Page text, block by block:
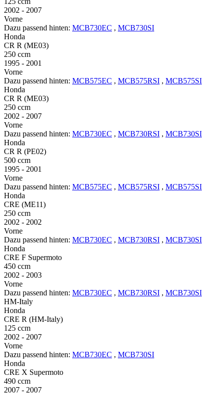
2002 - 2007
Vorne
Dazu passend hinten: MCB730EC , MCB730SI
Honda
CR R (ME03)
250 ccm
1995 - 2001
Vorne
Dazu passend hinten: MCB575EC , MCB575RSI , MCB575SI
Honda
CR R (ME03)
250 ccm
2002 - 2007
Vorne
Dazu passend hinten: MCB730EC , MCB730RSI , MCB730SI
Honda
CR R (PE02)
500 ccm
1995 - 2001
Vorne
Dazu passend hinten: MCB575EC , MCB575RSI , MCB575SI
Honda
CRE (ME11)
250 ccm
2002 - 2002
Vorne
Dazu passend hinten: MCB730EC , MCB730RSI , MCB730SI
Honda
CRE F Supermoto
450 ccm
2002 - 2003
Vorne
Dazu passend hinten: MCB730EC , MCB730RSI , MCB730SI
HM-Italy
Honda
CRE R (HM-Italy)
125 ccm
2002 - 2007
Vorne
Dazu passend hinten: MCB730EC , MCB730SI
Honda
CRE X Supermoto
490 ccm
2007 - 2007